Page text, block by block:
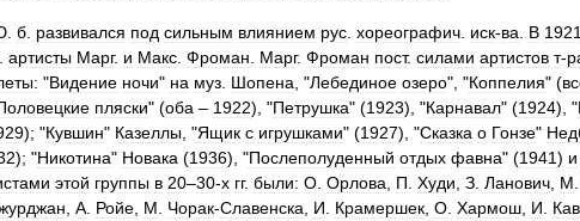
б развивался под сильным влиянием рус хореографич иск-ва В 1921
артисты Марг. и Макс Фроман Марг. Фроман пост. силами артистов т-
"Видение ночи" на муз Шопена , "Лебединое озеро", "Коппелия" (
пляски" (оба – 1922), "Петрушка" (1923), "Карнавал" (1924), "
); "Кувшин" Казеллы , "Ящик с игрушками" (1927), "Сказка о Гонзе"
); "Никотина" Новака (1936), "Послеполуденный отдых фавна" (1941) и
этой группы в 20–30-х гг. были: О Орлова П Худи З Ланович М
А Ройе М Чорак-Славенска И Крамершек О Хармош И